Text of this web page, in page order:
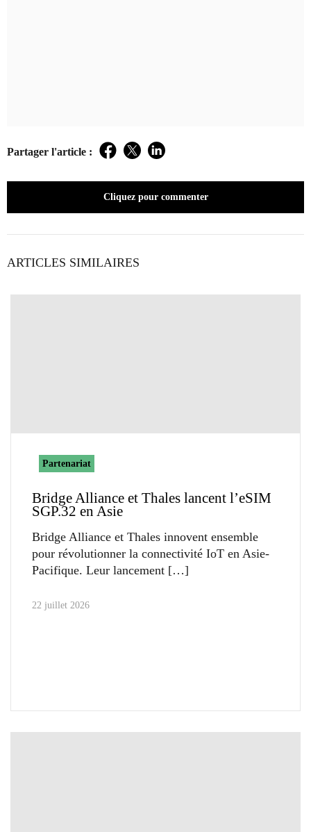
Partager l'article : Facebook
TwitterLinkedIn
Cliquez pour commenter
ARTICLES SIMILAIRES
Partenariat
Bridge Alliance et Thales lancent l’eSIM
SGP.32 en Asie
Bridge Alliance et Thales innovent ensemble
pour révolutionner la connectivité IoT en Asie-
Pacifique. Leur lancement
22 juillet 2026